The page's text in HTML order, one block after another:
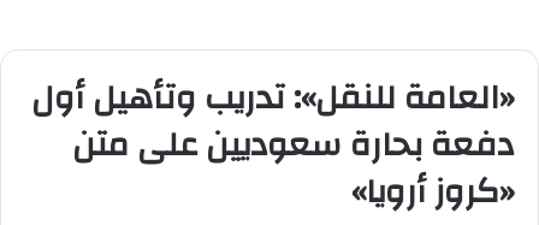
«العامة للنقل»: تدريب وتأهيل أول
دفعة بحارة سعوديين على متن
«كروز أرويا»